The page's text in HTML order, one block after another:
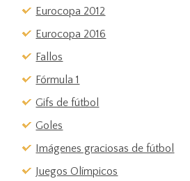
Eurocopa 2012
Eurocopa 2016
Fallos
Fórmula 1
Gifs de fútbol
Goles
Imágenes graciosas de fútbol
Juegos Olímpicos